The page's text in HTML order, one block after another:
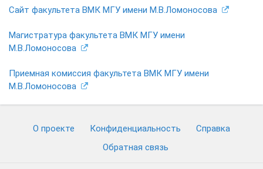
Сайт факультета ВМК МГУ имени М.В.Ломоносова
Магистратура факультета ВМК МГУ имени
М.В.Ломоносова
Приемная комиссия факультета ВМК МГУ имени
М.В.Ломоносова
О проекте Конфиденциальность
Cправка
Обратная связь